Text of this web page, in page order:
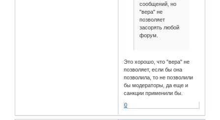
сообщений, но
"вера" не
позволяет
засорять любой
форум.
Это хорошо, что "вера" не
позволяет, если бы она
позволила, то не позволили
бы модераторы, да еще и
санкции применили бы.
0